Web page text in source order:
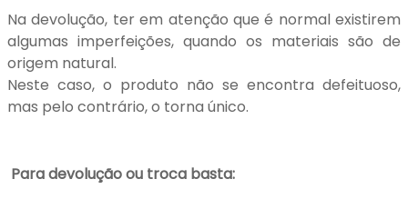
Na devolução, ter em atenção que é normal existirem
algumas imperfeições, quando os materiais são de
origem natural.
Neste caso, o produto não se encontra defeituoso,
mas pelo contrário, o torna único.
Para devolução ou troca basta: